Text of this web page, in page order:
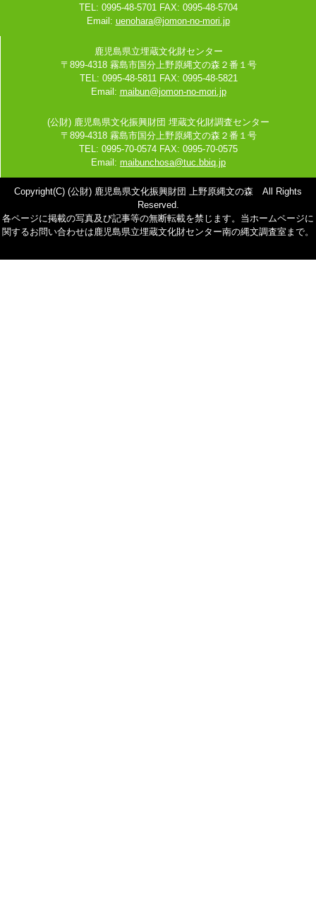
TEL: 0995-48-5701 FAX: 0995-48-5704
Email: uenohara@jomon-no-mori.jp
鹿児島県立埋蔵文化財センター
〒899-4318 霧島市国分上野原縄文の森２番１号
TEL: 0995-48-5811 FAX: 0995-48-5821
Email: maibun@jomon-no-mori.jp
(公財) 鹿児島県文化振興財団 埋蔵文化財調査センター
〒899-4318 霧島市国分上野原縄文の森２番１号
TEL: 0995-70-0574 FAX: 0995-70-0575
Email: maibunchosa@tuc.bbiq.jp
Copyright(C) (公財) 鹿児島県文化振興財団 上野原縄文の森 All Rights
Reserved.
各ページに掲載の写真及び記事等の無断転載を禁じます。当ホームページに
関するお問い合わせは鹿児島県立埋蔵文化財センター南の縄文調査室まで。